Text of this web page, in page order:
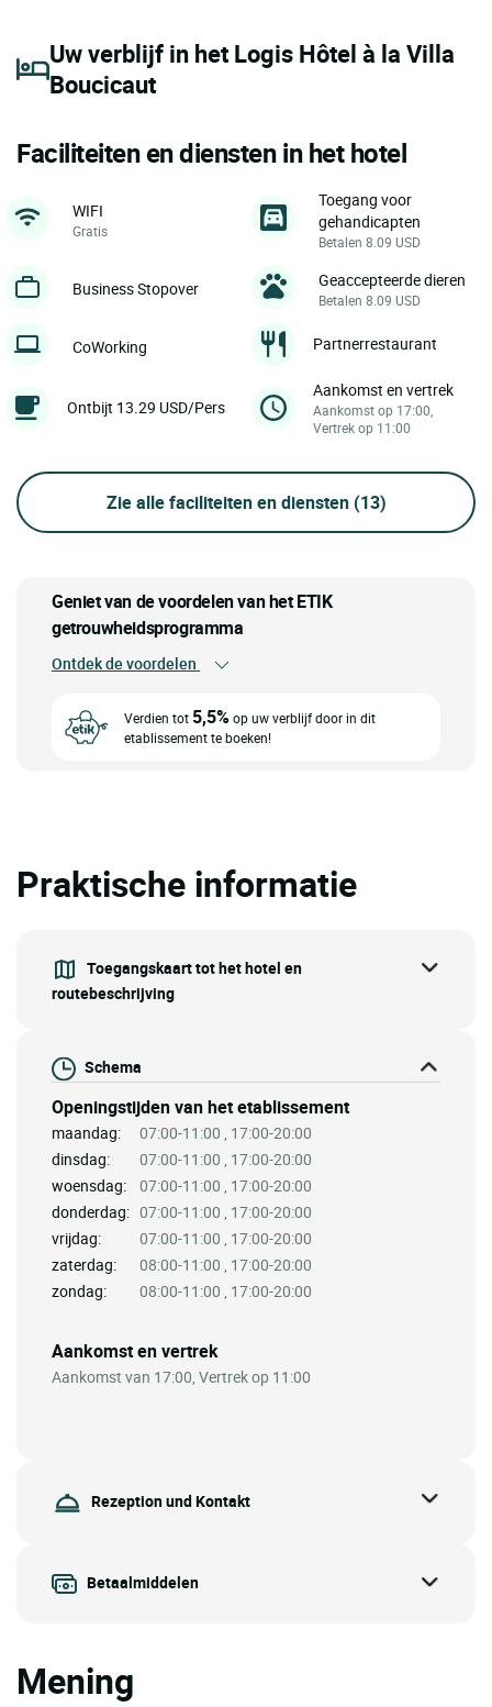
Uw verblijf in het Logis Hôtel à la Villa
Boucicaut
Faciliteiten en diensten in het hotel
WIFI
Gratis
Toegang voor
gehandicapten
Betalen 8.09 USD
Business Stopover Geaccepteerde dieren
Betalen 8.09 USD
CoWorking Partnerrestaurant
Ontbijt 13.29 USD/Pers
Aankomst en vertrek
Aankomst op 17:00,
Vertrek op 11:00
Zie alle faciliteiten en diensten (13)
Geniet van de voordelen van het ETIK
getrouwheidsprogramma
Ontdek de voordelen
Verdien tot 5,5%op uw verblijf door in dit
etablissement te boeken!
Praktische informatie
Toegangskaart tot het hotel en
routebeschrijving
Schema
Openingstijden van het etablissement
maandag:
07:00-11:00 , 17:00-20:00
dinsdag:
07:00-11:00 , 17:00-20:00
woensdag:
07:00-11:00 , 17:00-20:00
donderdag: 07:00-11:00 , 17:00-20:00
vrijdag:
07:00-11:00 , 17:00-20:00
zaterdag:
08:00-11:00 , 17:00-20:00
zondag:
08:00-11:00 , 17:00-20:00
Aankomst en vertrek
Aankomst van 17:00, Vertrek op 11:00
Rezeption und Kontakt
Betaalmiddelen
Mening